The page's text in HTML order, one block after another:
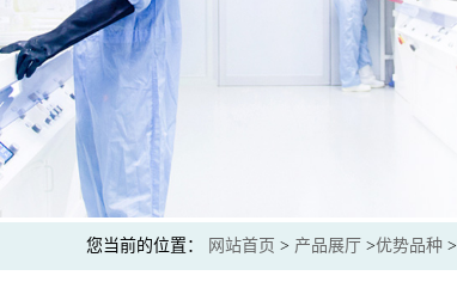
您当前的位置： 网站首页 > 产品展厅 >优势品种 >